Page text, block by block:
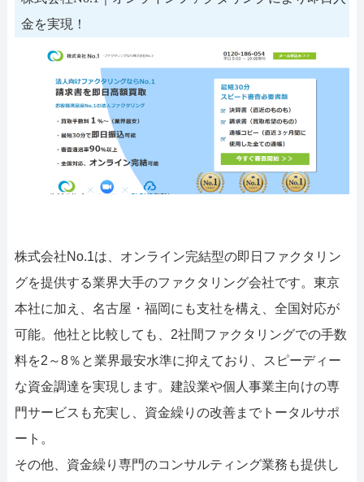
金を実現！
株式会社No.1は、オンライン完結型の即日ファクタリン
グを提供する業界大手のファクタリング会社です。東京
本社に加え、名古屋・福岡にも支社を構え、全国対応が
可能。他社と比較しても、2社間ファクタリングでの手数
料を2～8％と業界最安水準に抑えており、スピーディー
な資金調達を実現します。建設業や個人事業主向けの専
門サービスも充実し、資金繰りの改善までトータルサポ
ート。
その他、資金繰り専門のコンサルティング業務も提供し